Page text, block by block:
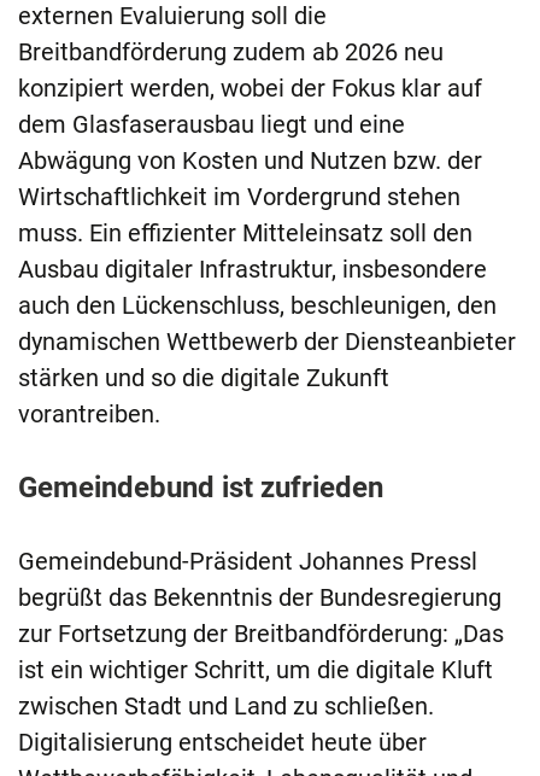
externen Evaluierung soll die
Breitbandförderung zudem ab 2026 neu
konzipiert werden, wobei der Fokus klar auf
dem Glasfaserausbau liegt und eine
Abwägung von Kosten und Nutzen bzw. der
Wirtschaftlichkeit im Vordergrund stehen
muss. Ein effizienter Mitteleinsatz soll den
Ausbau digitaler Infrastruktur, insbesondere
auch den Lückenschluss, beschleunigen, den
dynamischen Wettbewerb der Diensteanbieter
stärken und so die digitale Zukunft
vorantreiben.
Gemeindebund ist zufrieden
Gemeindebund-Präsident Johannes Pressl
begrüßt das Bekenntnis der Bundesregierung
zur Fortsetzung der Breitbandförderung: „Das
ist ein wichtiger Schritt, um die digitale Kluft
zwischen Stadt und Land zu schließen.
Digitalisierung entscheidet heute über